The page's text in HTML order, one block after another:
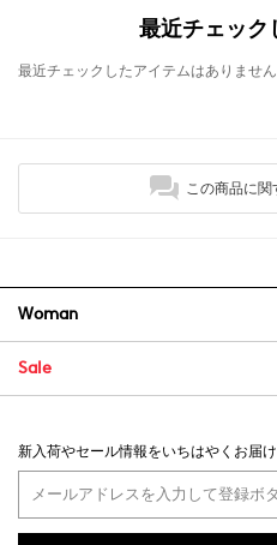
最近チェック
最近チェックしたアイテムはありません
この商品に
Woman
Sale
新入荷やセール情報をいちはやくお届け